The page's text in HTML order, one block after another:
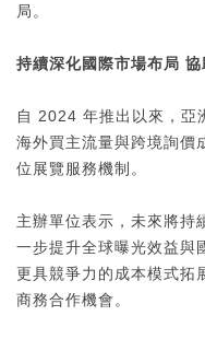
局。
持續深化國際市場布局
自 2024 年推出以來，亞
海外買主流量與跨境詢價
位展覽服務機制。
主辦單位表示，未來將持
一步提升全球曝光效益與
更具競爭力的成本模式拓
商務合作機會。